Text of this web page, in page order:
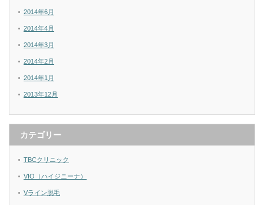
2014年6月
2014年4月
2014年3月
2014年2月
2014年1月
2013年12月
カテゴリー
TBCクリニック
VIO（ハイジニーナ）
Vライン脱毛